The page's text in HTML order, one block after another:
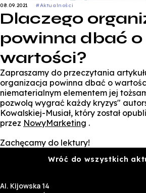
08.09.2021 #Aktualności
Dlaczego
powinna dbać o
wartości?
Zapraszamy do przeczytania
organizacja powinna dbać o
niematerialnym elementem jej
pozwolą wygrać każdy kryzys"
Kowalskiej-Musiał, który został
przez NowyMarketing .
Zachęcamy do lektury!
Wróć do wszystkich
Al. Kijowska 14